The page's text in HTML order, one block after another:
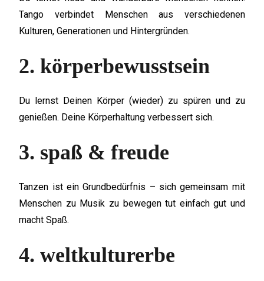
Tango verbindet Menschen aus verschiedenen
Kulturen, Generationen und Hintergründen.
2. körperbewusstsein
Du lernst Deinen Körper (wieder) zu spüren und zu
genießen. Deine Körperhaltung verbessert sich.
3. spaß & freude
Tanzen ist ein Grundbedürfnis – sich gemeinsam mit
Menschen zu Musik zu bewegen tut einfach gut und
macht Spaß.
4. weltkulturerbe